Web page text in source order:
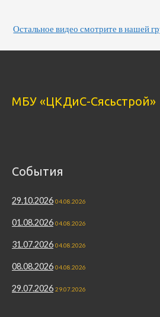
Остальное видео смотрите в нашей
МБУ «ЦКДиС-Сясьстрой»
События
29.10.2026 04.08.2026
01.08.2026 04.08.2026
31.07.2026 04.08.2026
08.08.2026 04.08.2026
29.07.2026 29.07.2026